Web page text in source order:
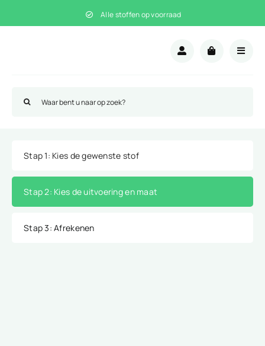
naar
Alle stoffen op voorraad
naar:
Stap 1: Kies de gewenste stof
Stap 2: Kies de uitvoering en maat
Stap 3: Afrekenen